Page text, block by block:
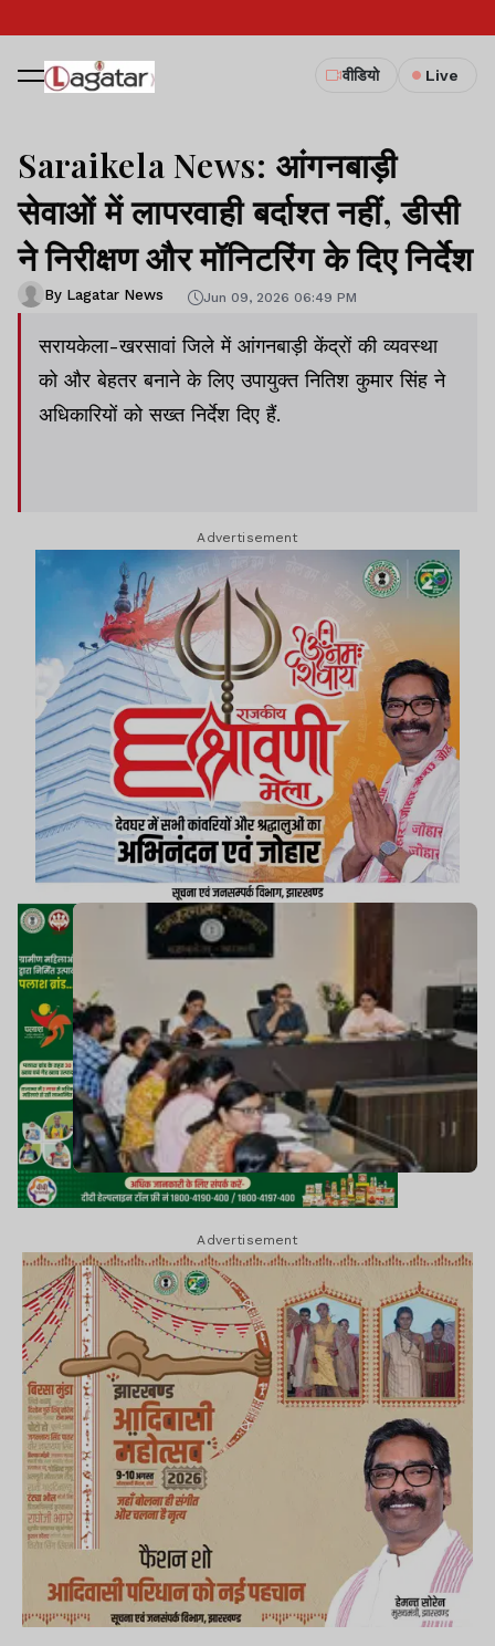
वीडियो Live
Saraikela News: आंगनबाड़ी
सेवाओं में लापरवाही बर्दाश्त नहीं, डीसी
ने निरीक्षण और मॉनिटरिंग के दिए निर्देश
By Lagatar News Jun 09, 2026 06:49 PM
सरायकेला-खरसावां जिले में आंगनबाड़ी केंद्रों की व्यवस्था
को और बेहतर बनाने के लिए उपायुक्त नितिश कुमार सिंह ने
अधिकारियों को सख्त निर्देश दिए हैं.
Advertisement
Advertisement